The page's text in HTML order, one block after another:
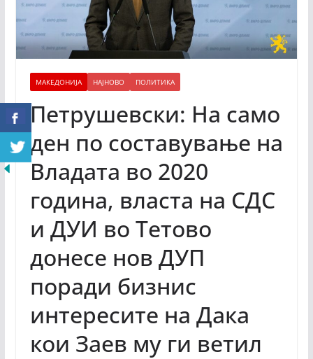
МАКЕДОНИЈА НАЈНОВО ПОЛИТИКА
Петрушевски: На само
ден по составување на
Владата во 2020
година, власта на СДС
и ДУИ во Тетово
донесе нов ДУП
поради бизнис
интересите на Дака
кои Заев му ги ветил